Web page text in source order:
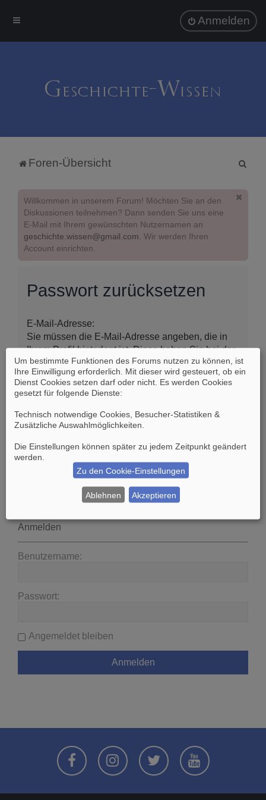
Anmelden
Foren-Übersicht
Willkommen in unserem Forum! Möchten Sie an den
Diskussionen teilnehmen? Dann senden Sie uns eine
E-Mail mit Ihrem gewünschten Nutzernamen an
geschichte.wissen@gmail.com. Wir werden Ihren
Account einrichten.
Passwort zurücksetzen
E-Mail-Adresse:
Sie müssen die E-Mail-Adresse angeben, die in
Ihrem Profil hinterlegt ist. Diese haben Sie bei der
Registrierung angegeben oder nachträglich in
Ihrem persönlichen Bereich geändert.
Suche
Anmelden
Benutzername:
Passwort:
Angemeldet bleiben
Um bestimmte Funktionen des Forums nutzen zu können, ist
Ihre Einwilligung erforderlich. Mit dieser wird gesteuert, ob ein
Dienst Cookies setzen darf oder nicht. Es werden Cookies
gesetzt für folgende Dienste:
Technisch notwendige Cookies, Besucher-Statistiken &
Zusätzliche Auswahlmöglichkeiten
Die Einstellungen können später zu jedem Zeitpunkt geändert
werden.
Zu den Cookie-Einstellungen
Ablehnen Akzeptieren